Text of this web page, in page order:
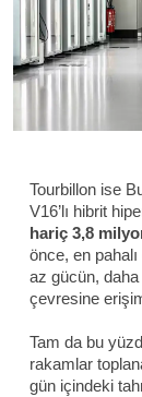
Tourbillon ise
V16’lı hibrit
hariç 3,8
önce, en
az gücün, daha
çevresine
Tam da bu
rakamlar
gün içindeki